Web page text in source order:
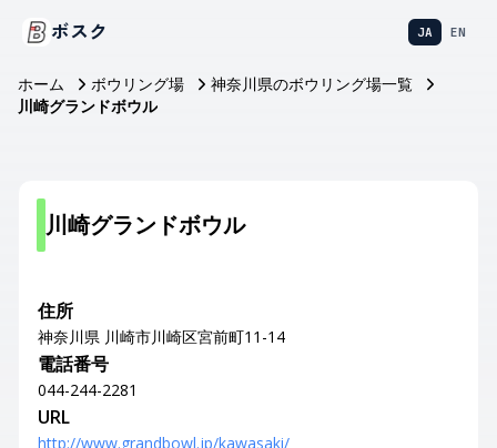
ボスク JA EN
ホーム ボウリング場
神奈川県のボウリング場一覧
川崎グランドボウル
川崎グランドボウル
住所
神奈川県 川崎市川崎区宮前町11-14
電話番号
044-244-2281
URL
http://www.grandbowl.jp/kawasaki/